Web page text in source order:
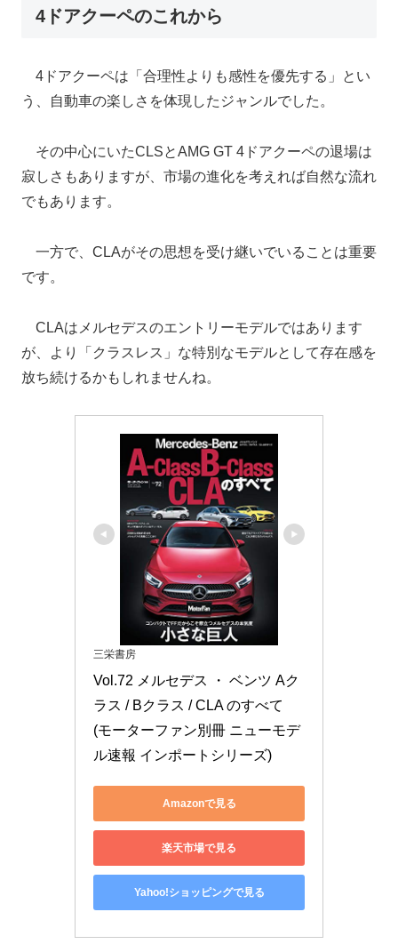
4ドアクーペのこれから
4ドアクーペは「合理性よりも感性を優先する」とい
う、自動車の楽しさを体現したジャンルでした。
その中心にいたCLSとAMG GT 4ドアクーペの退場は
寂しさもありますが、市場の進化を考えれば自然な流れ
でもあります。
一方で、CLAがその思想を受け継いでいることは重要
です。
CLAはメルセデスのエントリーモデルではあります
が、より「クラスレス」な特別なモデルとして存在感を
放ち続けるかもしれませんね。
三栄書房
Vol.72 メルセデス ・ ベンツ Aク
ラス / Bクラス / CLA のすべて
(モーターファン別冊 ニューモデ
ル速報 インポートシリーズ)
Amazonで見る
楽天市場で見る
Yahoo!ショッピングで見る